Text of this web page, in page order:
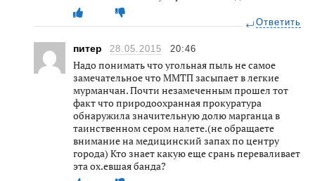
Ответить
питер 28.05.2015 20:46
Надо понимать что угольная пыль не самое
замечательное что ММТП засыпает в легкие
мурманчан. Почти незамеченным прошел тот
факт что природоохранная прокуратура
обнаружила значительную долю марганца в
таинственном сером налете.(не обращаете
внимание на медицинский запах по центру
города) Кто знает какую еще срань переваливает
эта ох.евшая банда?